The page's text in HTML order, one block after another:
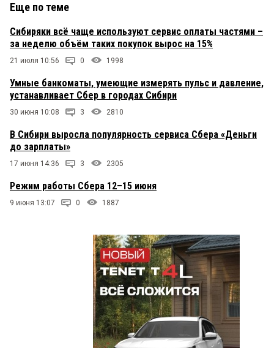
Еще по теме
Сибиряки всё чаще используют сервис оплаты частями –
за неделю объём таких покупок вырос на 15%
21 июля 10:56 0 1998
Умные банкоматы, умеющие измерять пульс и давление,
устанавливает Сбер в городах Сибири
30 июня 10:08 3 2810
В Сибири выросла популярность сервиса Сбера «Деньги
до зарплаты»
17 июня 14:36 3 2305
Режим работы Сбера 12–15 июня
9 июня 13:07 0 1887